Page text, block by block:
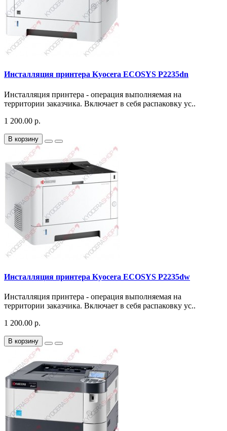
Инсталляция принтера Kyocera ECOSYS P2235dn
Инсталляция принтера - операция выполняемая на
территории заказчика. Включает в себя распаковку ус..
1 200.00 р.
В корзину
Инсталляция принтера Kyocera ECOSYS P2235dw
Инсталляция принтера - операция выполняемая на
территории заказчика. Включает в себя распаковку ус..
1 200.00 р.
В корзину